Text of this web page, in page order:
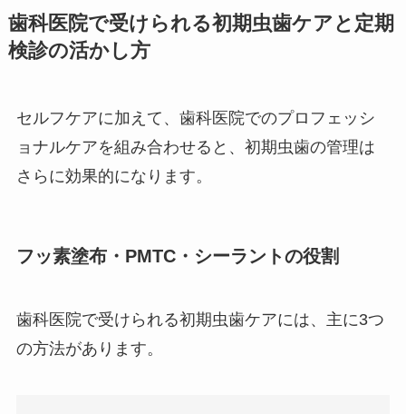
歯科医院で受けられる初期虫歯ケアと定期
検診の活かし方
セルフケアに加えて、歯科医院でのプロフェッシ
ョナルケアを組み合わせると、初期虫歯の管理は
さらに効果的になります。
フッ素塗布・PMTC・シーラントの役割
歯科医院で受けられる初期虫歯ケアには、主に3つ
の方法があります。